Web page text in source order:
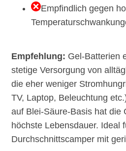
Empfindlich gegen
Empfehlung: Gel-Batterien
stetige Versorgung von
die eher weniger
TV, Laptop, Beleuchtung
auf Blei-Säure-Basis hat die
höchste Lebensdauer. Ideal
Durchschnittscamper mit